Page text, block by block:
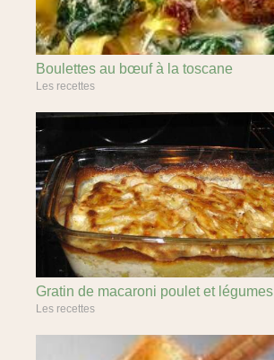
Boulettes au bœuf à la toscane
Les recettes
Gratin de macaroni poulet et légumes
Les recettes